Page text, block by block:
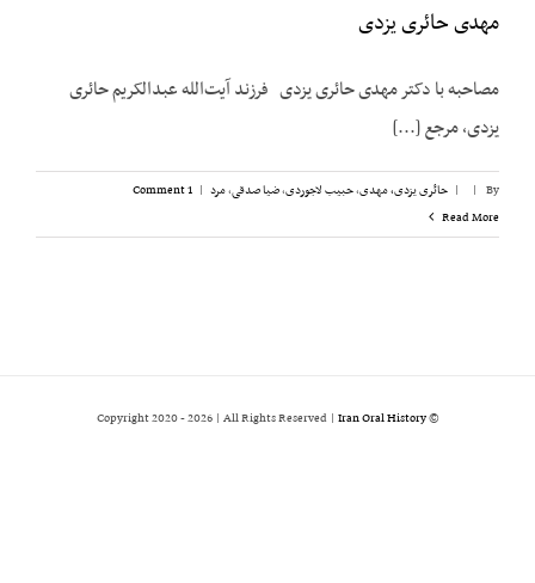
مهدی حائری یزدی
مصاحبه با دکتر مهدی حائری یزدی فرزند آیت‌الله عبدالکریم حائری
یزدی، مرجع [...]
By
|
| حائری یزدی، مهدی,حبیب لاجوردی,ضیا صدقی,مرد |
1 Comment
Read More
© Copyright 2020 -
2026 | All Rights Reserved | Iran Oral History